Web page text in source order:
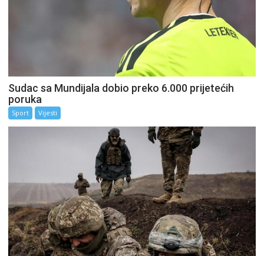
Sudac sa Mundijala dobio preko 6.000 prijetećih
poruka
Sport Vijesti